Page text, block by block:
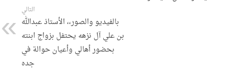
التالي
بالفيديو والصور،، الأستاذ عبدالله
بن علي آل نزهه يحتفل بزواج ابنته
بحضور أهالي وأعيان حوالة في
جده